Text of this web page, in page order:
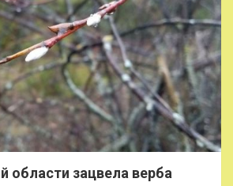
области зацвела верба